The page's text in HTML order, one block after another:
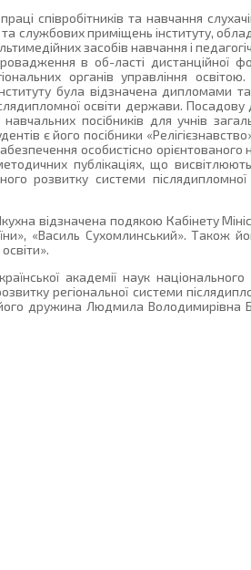
співробітників та навчання
та службових приміщень інституту,
засобів навчання і
в об-ласті дистанційної
органів управління
була відзначена дипломами
освіти держави. Посадову
навчальних посібників для учнів
є його посібники
особистісно
публікаціях, що
розвитку системи післядипломної
відзначена подякою Кабінету
«Василь Сухомлинський». Також
академії наук
регіональної системи
дружина Людмила Володимирівна